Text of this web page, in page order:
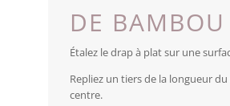
DE BAMBOU
Étalez le drap à plat sur une
Repliez un tiers de la longueur
centre.